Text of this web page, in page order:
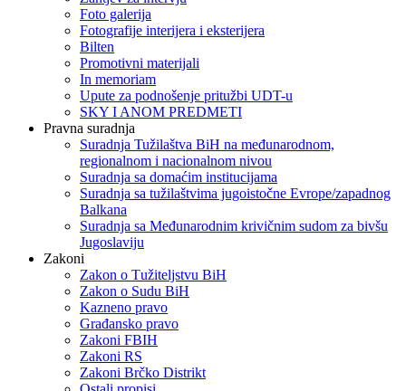
Foto galerija
Fotografije interijera i eksterijera
Bilten
Promotivni materijali
In memoriam
Upute za podnošenje pritužbi UDT-u
SKY I ANOM PREDMETI
Pravna suradnja
Suradnja Tužilaštva BiH na međunarodnom,
regionalnom i nacionalnom nivou
Suradnja sa domaćim institucijama
Suradnja sa tužilaštvima jugoistočne Evrope/zapadnog
Balkana
Suradnja sa Međunarodnim krivičnim sudom za bivšu
Jugoslaviju
Zakoni
Zakon o Тužiteljstvu BiH
Zakon o Sudu BiH
Kazneno pravo
Građansko pravo
Zakoni FBIH
Zakoni RS
Zakoni Brčko Distrikt